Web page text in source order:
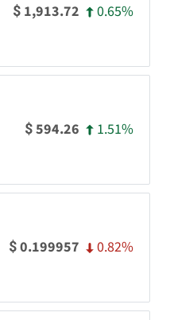
$ 1,913.72 0.65%
$594.26 1.51%
$0.199957 0.82%